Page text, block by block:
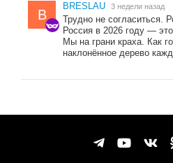
B
BRESLAU 3 недели назад
Трудно не согласиться.
Россия в 2026 году —
Мы на грани краха. Как
наклонённое дерево